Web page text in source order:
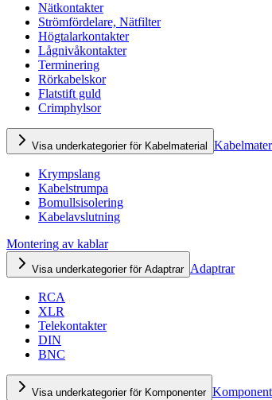
Nätkontakter
Strömfördelare, Nätfilter
Högtalarkontakter
Lågnivåkontakter
Terminering
Rörkabelskor
Flatstift guld
Crimphylsor
Visa underkategorier för Kabelmaterial
Krympslang
Kabelstrumpa
Bomullsisolering
Kabelavslutning
Montering av kablar
Visa underkategorier för Adaptrar Adaptrar
RCA
XLR
Telekontakter
DIN
BNC
Visa underkategorier för Komponenter